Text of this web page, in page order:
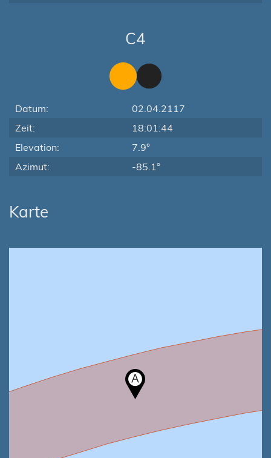
C4
Datum:
02.04.2117
Zeit:
18:01:44
Elevation:
7.9°
Azimut:
-85.1°
Karte